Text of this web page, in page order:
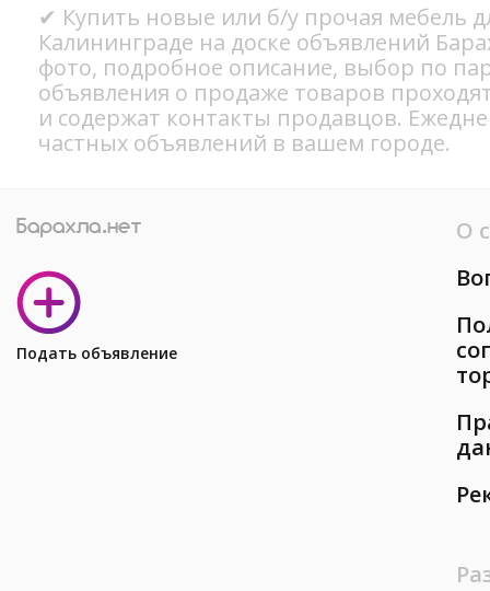
✔ Купить новые или б/у прочая мебель
Калининграде на доске объявлений
фото, подробное описание, выбор по
объявления о продаже товаров
и содержат контакты продавцов.
частных объявлений в вашем городе.
Подать объявление
О